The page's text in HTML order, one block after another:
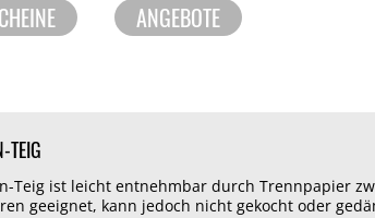
ANGEBOTE
TEIG
Teig ist leicht entnehmbar durch Trennpapier
geeignet, kann jedoch nicht gekocht oder